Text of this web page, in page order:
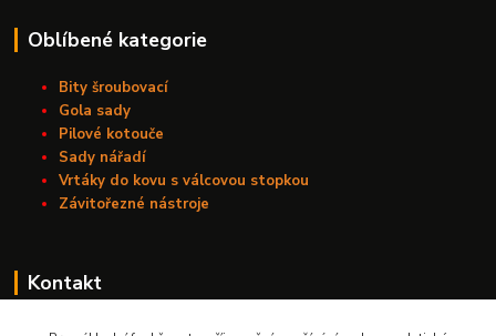
Oblíbené kategorie
Bity šroubovací
Gola sady
Pilové kotouče
Sady nářadí
Vrtáky do kovu s válcovou stopkou
Závitořezné nástroje
Kontakt
Nářadí Kučera